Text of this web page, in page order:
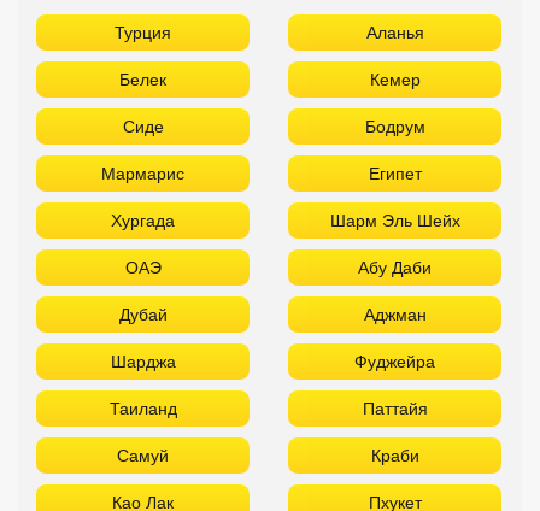
Турция Аланья
Белек Кемер
Сиде Бодрум
Мармарис Египет
Хургада Шарм Эль Шейх
ОАЭ Абу Даби
Дубай Аджман
Шарджа Фуджейра
Таиланд Паттайя
Самуй Краби
Као Лак Пхукет